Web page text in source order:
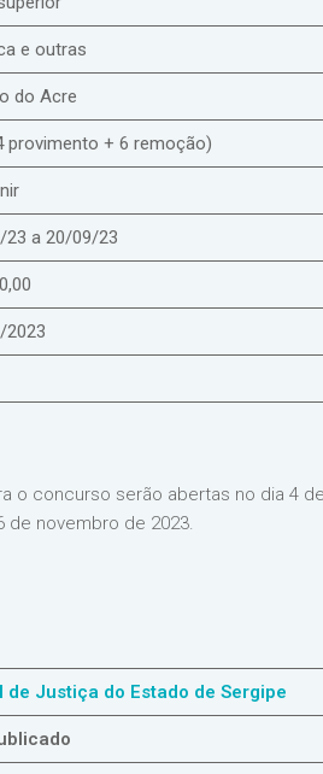
e outras
do Acre
provimento + 6 remoção)
23 a 20/09/23
2023
o concurso serão abertas no dia 4
de novembro de 2023.
de Justiça do Estado de Sergipe